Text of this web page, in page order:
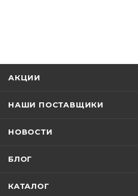
АКЦИИ
НАШИ ПОСТАВЩИКИ
НОВОСТИ
БЛОГ
КАТАЛОГ